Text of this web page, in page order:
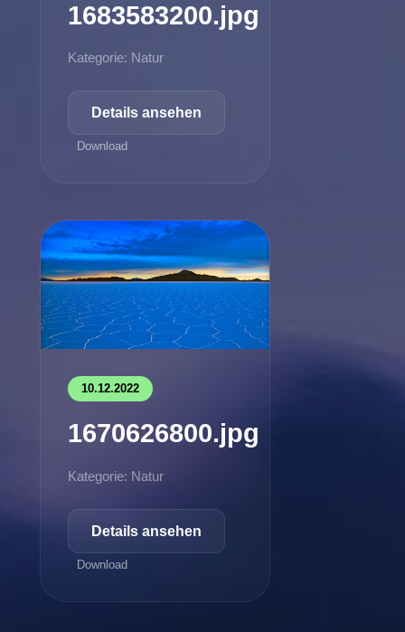
1683583200.jpg
Kategorie: Natur
Details ansehen
Download
10.12.2022
1670626800.jpg
Kategorie: Natur
Details ansehen
Download